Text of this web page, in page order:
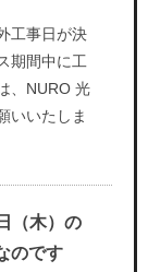
工事日が決
期間中に工
、NURO 光
いいたしま
（木）の
のです